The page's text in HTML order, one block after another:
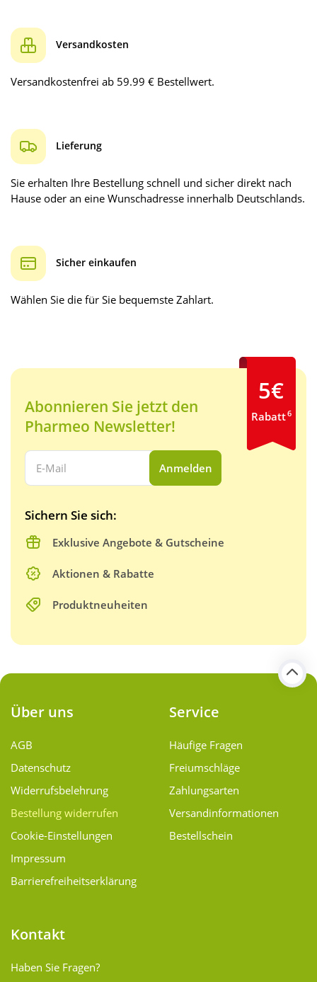
Versandkosten
Versandkostenfrei ab 59.99 € Bestellwert.
Lieferung
Sie erhalten Ihre Bestellung schnell und sicher direkt nach
Hause oder an eine Wunschadresse innerhalb Deutschlands.
Sicher einkaufen
Wählen Sie die für Sie bequemste Zahlart.
Abonnieren Sie jetzt den
Pharmeo Newsletter!
Ihre E-Mail Adresse:
Anmelden
Sichern Sie sich:
Exklusive Angebote & Gutscheine
Aktionen & Rabatte
Produktneuheiten
5€
Rabatt6
Über uns
AGB
Datenschutz
Widerrufsbelehrung
Bestellung widerrufen
Cookie-Einstellungen
Impressum
Barrierefreiheitserklärung
Service
Häufige Fragen
Freiumschläge
Zahlungsarten
Versand­informationen
Bestellschein
Kontakt
Haben Sie Fragen?